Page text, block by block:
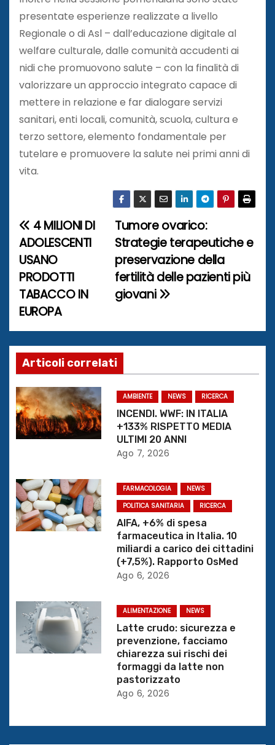
presentate esperienze realizzate a livello
Regionale o di Asl – dall’educazione digitale al
welfare culturale, dalle comunità accudenti ai
nidi che promuovono salute – con la finalità di
valorizzare un approccio integrato capace di
mettere in relazione e far dialogare servizi
sanitari, enti locali, comunità, scuola, cultura e
terzo settore, elemento fondamentale per
tutelare e promuovere la salute nei primi anni di
vita.
N
a
v
i
g
a
z
i
o
e
a
c
o
Tumore ovarico:
Strategie terapeutiche e
preservazione della
fertilità delle pazienti più
giovani
4 MILIONI DI
ADOLESCENTI
USANO
PRODOTTI
TABACCO IN
EUROPA
Articoli correlati
AMBIENTE NEWS RICERCA
INCENDI. WWF: IN ITALIA
+133% RISPETTO MEDIA
ULTIMI 20 ANNI
Ago 7, 2026
FARMACOLOGIA
NEWS
POLITICA SANITARIA
RICERCA
AIFA, +6% di spesa
farmaceutica in Italia. 10
miliardi a carico dei cittadini
(+7,5%). Rapporto OsMed
Ago 6, 2026
ALIMENTAZIONE NEWS
Latte crudo: sicurezza e
prevenzione, facciamo
chiarezza sui rischi dei
formaggi da latte non
pastorizzato
Ago 6, 2026